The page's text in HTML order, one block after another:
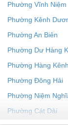
Phường Vĩnh Niệm
Phường Kênh
Phường An Biên
Phường Dư Hàng
Phường Hàng Kênh
Phường Đông Hải
Phường Niệm
Phường Cát Dài